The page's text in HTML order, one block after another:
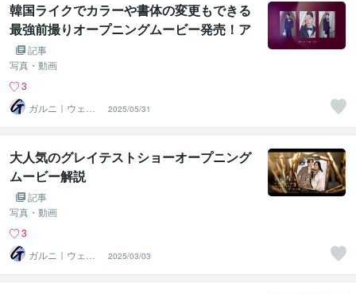
韓国ライクでカラーや書体の変更もできる
最強前撮りオープニングムービー発売！ア
レンジバリエーション解説
記事
写真・動画
3
ガルニ｜ウェデ
ィングムービー
＆ギフト
2025/05/31
大人気のグレイテストショーオープニング
ムービー解説
記事
写真・動画
3
ガルニ｜ウェデ
ィングムービー
＆ギフト
2025/03/03